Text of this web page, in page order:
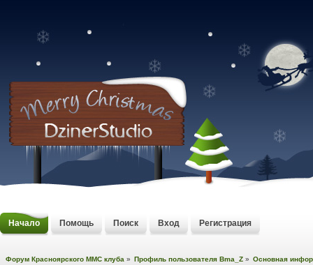
Начало Помощь Поиск Вход Регистрация
Форум Красноярского MMC клуба » Профиль пользователя Bma_Z » Основная